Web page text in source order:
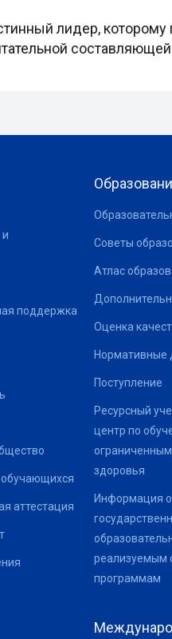
лидер, которому
и
поддержка
аттестация
Советы
Атлас
Оценка
Нормативные
Поступление
Ресурсный
центр по
здоровья
Информация
реализуемым
программам